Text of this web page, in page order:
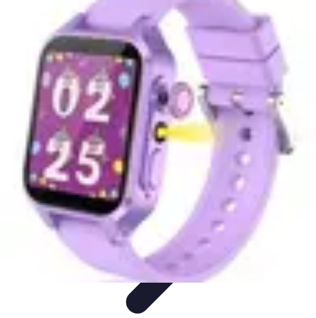
Connect Belgium
Objets Connectés Guides et Tutoriels
Sécurité des objets
connectésTendancesObjets connectés
Connect Belgium